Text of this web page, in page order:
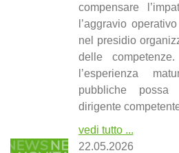
compensare
l’aggravio
nel presidio
delle
l’esperienza
pubbliche possa
dirigente
vedi tutto ...
22.05.2026